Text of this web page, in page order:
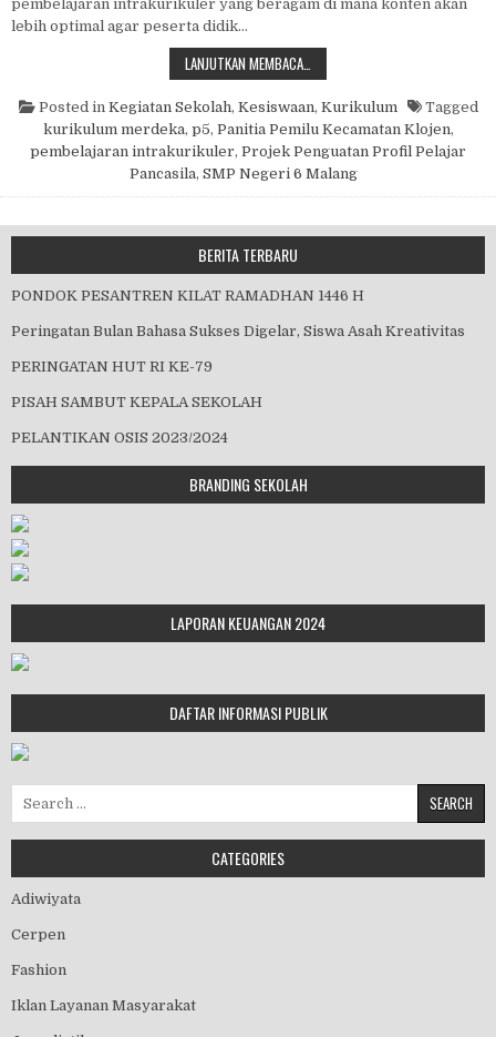
pembelajaran intrakurikuler yang beragam di mana konten akan
lebih optimal agar peserta didik…
LANJUTKAN MEMBACA…
Posted in Kegiatan Sekolah, Kesiswaan, Kurikulum
Tagged
kurikulum merdeka, p5, Panitia Pemilu Kecamatan Klojen,
pembelajaran intrakurikuler, Projek Penguatan Profil Pelajar
Pancasila, SMP Negeri 6 Malang
BERITA TERBARU
PONDOK PESANTREN KILAT RAMADHAN 1446 H
Peringatan Bulan Bahasa Sukses Digelar, Siswa Asah Kreativitas
PERINGATAN HUT RI KE-79
PISAH SAMBUT KEPALA SEKOLAH
PELANTIKAN OSIS 2023/2024
BRANDING SEKOLAH
LAPORAN KEUANGAN 2024
DAFTAR INFORMASI PUBLIK
CATEGORIES
Adiwiyata
Cerpen
Fashion
Iklan Layanan Masyarakat